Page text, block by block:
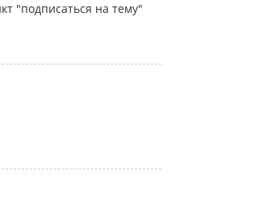
"подписаться на тему"